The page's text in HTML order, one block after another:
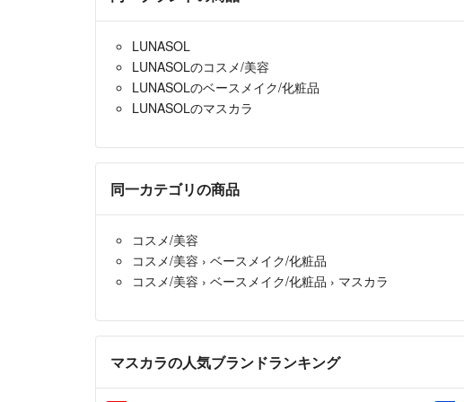
LUNASOL
LUNASOLのコスメ/美容
LUNASOLのベースメイク/化粧品
LUNASOLのマスカラ
同一カテゴリの商品
コスメ/美容
コスメ/美容 › ベースメイク/化粧品
コスメ/美容 › ベースメイク/化粧品 › マスカラ
マスカラの人気ブランドランキング